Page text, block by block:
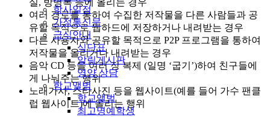
학사일정
가정통신문
급식안내
식단표
알림게시판
영양 상담
학교앨범
학교앨범
최고명예학생
실, 방명록 등에 올리는 경우
여러 경로를 통하여 수집한 저작물을 다른 사람들과 공
유할 목적으로 웹하드에 저장하거나 내려받는 경우
다른 사용자와 공유할 목적으로 P2P 프로그램을 통하여
저작물을 올리거나 내려받는 경우
음악 CD 등을 여러 장 복제 (일명 ‘굽기’)하여 친구들에
게 나눠주는 행위
노래가사, 스타사진 등을 웹사이트(예를 들어 가수 팬클
럽 웹사이트)에 올리는 행위